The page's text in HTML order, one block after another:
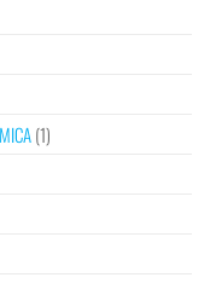
(1)